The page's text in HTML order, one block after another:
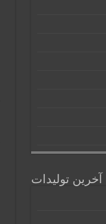
آخرین تولیدات